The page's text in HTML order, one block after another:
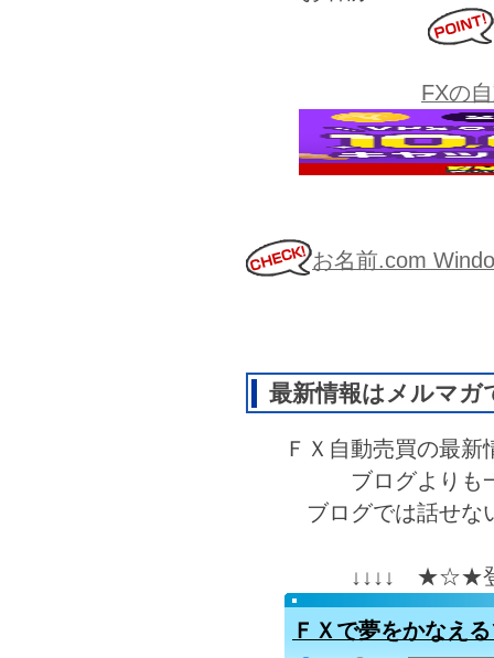
FXの
お名前.com
最新情報はメルマガ
ＦＸ自動売買の最
ブログよりも
ブログでは話せな
↓↓↓↓ ★☆★
ＦＸで夢をかなえ